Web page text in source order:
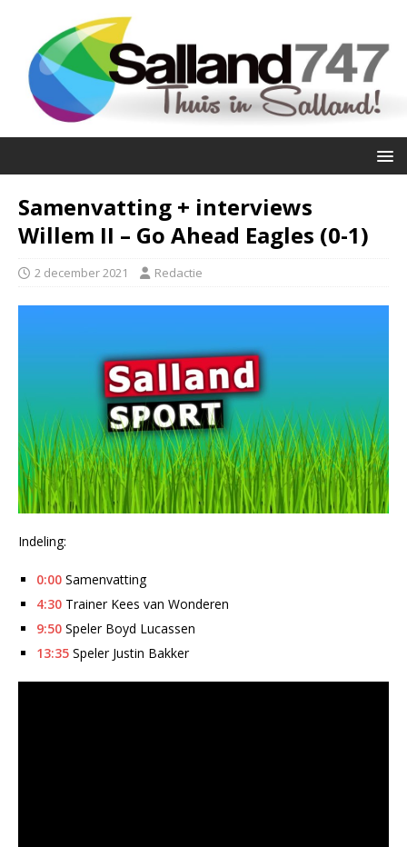
Samenvatting + interviews
Willem II – Go Ahead Eagles (0-1)
2 december 2021 Redactie
Indeling:
0:00 Samenvatting
4:30 Trainer Kees van Wonderen
9:50 Speler Boyd Lucassen
13:35 Speler Justin Bakker